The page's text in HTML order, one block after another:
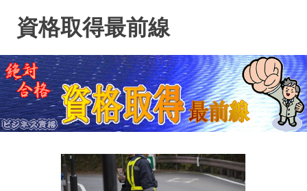
ン
ツ
へ
ス
キ
資格取得最前線